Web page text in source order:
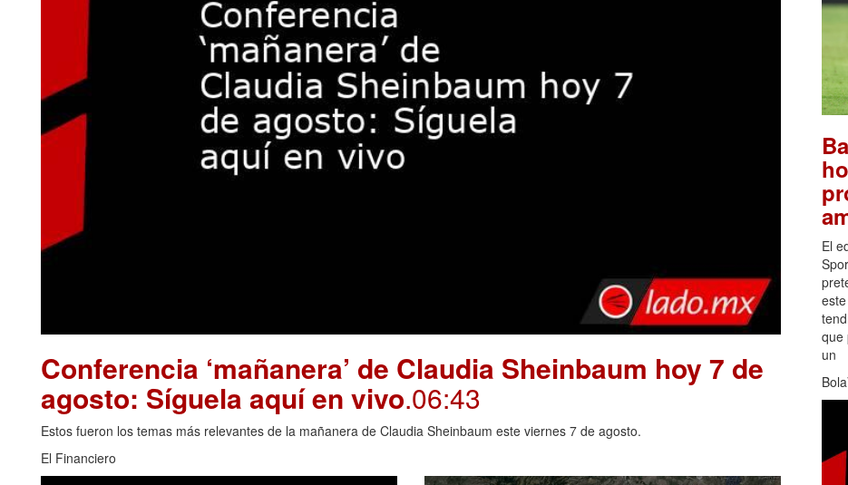
Conferencia ‘mañanera’ de Claudia Sheinbaum hoy 7 de
agosto: Síguela aquí en vivo.06:43
Estos fueron los temas más relevantes de la mañanera de Claudia Sheinbaum este viernes 7 de agosto.
El Financiero
El
que
un